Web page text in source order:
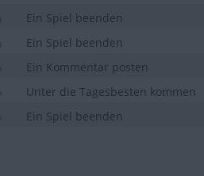
Ein Spiel beenden
Ein Spiel beenden
Ein Kommentar posten
Unter die Tagesbesten kommen
Ein Spiel beenden